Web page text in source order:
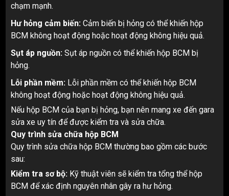
chạm mạnh.
Hư hỏng cảm biến: Cảm biến bị hỏng có thể khiến hộp
BCM không hoạt động hoặc hoạt động không hiệu quả.
Sụt áp nguồn: Sụt áp nguồn có thể khiến hộp BCM bị
hỏng.
Lỗi phần mềm: Lỗi phần mềm có thể khiến hộp BCM
không hoạt động hoặc hoạt động không hiệu quả.
Nếu hộp BCM của bạn bị hỏng, bạn nên mang xe đến gara
sửa xe uy tín để được kiểm tra và sửa chữa.
Quy trình sửa chữa hộp BCM
Quy trình sửa chữa hộp BCM thường bao gồm các bước
sau:
Kiểm tra sơ bộ: Kỹ thuật viên sẽ kiểm tra tổng thể hộp
BCM để xác định nguyên nhân gây ra hư hỏng.